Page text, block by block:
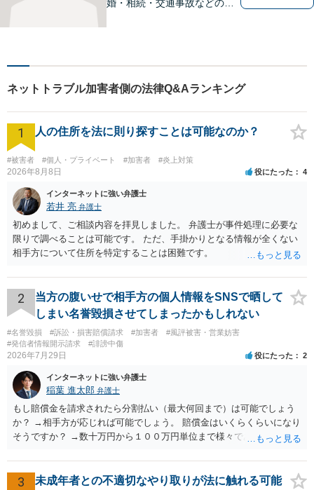
婚・相続・交通事故などの問
ネットトラブル加害者側の法律Q&Aランキング
1 人の住所を法に則り探すことは可能なのか？
#被害者 #個人・プライベート #加害者 #炎上対策
2026年8月8日 役にたった 4
インターネットに強い弁護士
若井 亮 弁護士
初めまして、ご相談内容を拝見しました。 弁護士が事件処理に必要な
限りで調べることは可能です。 ただ、手掛かりとなる情報が全くない
相手方について住所を特定することは困難です。
2
当方の腹いせで相手方の個人情報をSNSで晒して
しまい名誉毀損させてしまったかもしれない
#名誉毀損 #訴訟・損害賠償請求 #加害者
#風評被害・営業妨害
#発信者情報開示請求
#誹謗中傷
2026年7月29日 役にたった 2
インターネットに強い弁護士
稲葉 進太郎 弁護士
もし賠償金を請求されたら分割払い（最大何回まで）は可能でしょう
か？ →相手方が応じれば可能でしょう。 賠償金はいくらくらいになり
そうですか？ →数十万円から１００万円単位まで様々であり、不明で
渉が行われ、双方合意に至れば支払が開始され、決裂して相手方が訴
訟提起を選択すれば訴訟の中で解決がなされる流れが通常です。
3
未成年者との不適切なやり取りが法に触れる可能